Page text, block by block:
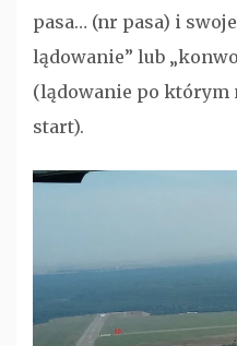
pasa… (nr pasa) i
lądowanie” lub
(lądowanie po którym
start).